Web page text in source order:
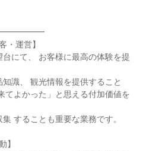
・運営】
にて、 お客様に最高の体験を提
識、 観光情報を提供すること
てよかった」と思える付加価値を
することも重要な業務です。
】